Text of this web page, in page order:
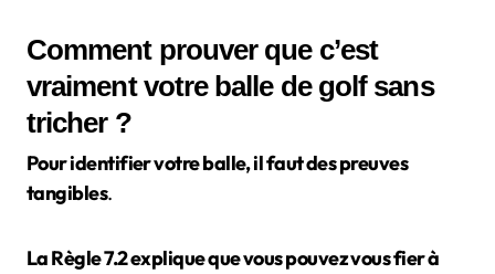
Comment prouver que c’est
vraiment votre balle de golf sans
tricher ?
Pour identifier votre balle, il faut des preuves
tangibles.
La Règle 7.2 explique que vous pouvez vous fier à